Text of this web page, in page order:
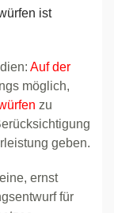
ist
Auf der
möglich,
zu
geben.
ernst
für